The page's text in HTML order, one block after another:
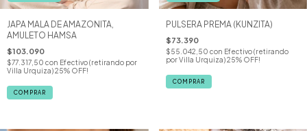
JAPA MALA DE AMAZONITA,
AMULETO HAMSA
$103.090
$77.317,50 con Efectivo (retirando por
Villa Urquiza) 25% OFF!
PULSERA PREMA (KUNZITA)
$73.390
$55.042,50 con Efectivo (retirando
por Villa Urquiza) 25% OFF!
COMPRAR